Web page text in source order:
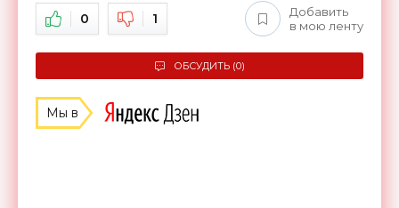
0 1
Добавить
в мою ленту
ОБСУДИТЬ (0)
Мы в